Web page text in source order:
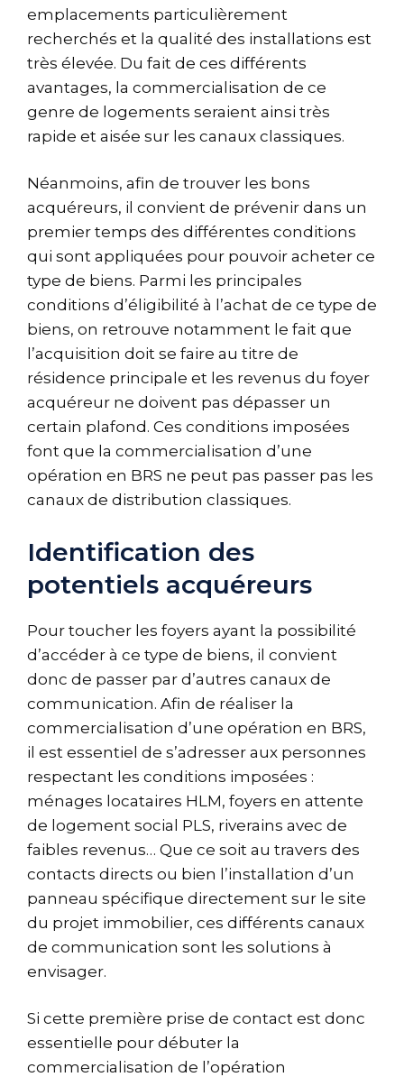
emplacements particulièrement
recherchés et la qualité des installations est
très élevée. Du fait de ces différents
avantages, la commercialisation de ce
genre de logements seraient ainsi très
rapide et aisée sur les canaux classiques.
Néanmoins, afin de trouver les bons
acquéreurs, il convient de prévenir dans un
premier temps des différentes conditions
qui sont appliquées pour pouvoir acheter ce
type de biens. Parmi les principales
conditions d’éligibilité à l’achat de ce type de
biens, on retrouve notamment le fait que
l’acquisition doit se faire au titre de
résidence principale et les revenus du foyer
acquéreur ne doivent pas dépasser un
certain plafond. Ces conditions imposées
font que la commercialisation d’une
opération en BRS ne peut pas passer pas les
canaux de distribution classiques.
Identification des
potentiels acquéreurs
Pour toucher les foyers ayant la possibilité
d’accéder à ce type de biens, il convient
donc de passer par d’autres canaux de
communication. Afin de réaliser la
commercialisation d’une opération en BRS,
il est essentiel de s’adresser aux personnes
respectant les conditions imposées :
ménages locataires HLM, foyers en attente
de logement social PLS, riverains avec de
faibles revenus… Que ce soit au travers des
contacts directs ou bien l’installation d’un
panneau spécifique directement sur le site
du projet immobilier, ces différents canaux
de communication sont les solutions à
envisager.
Si cette première prise de contact est donc
essentielle pour débuter la
commercialisation de l’opération